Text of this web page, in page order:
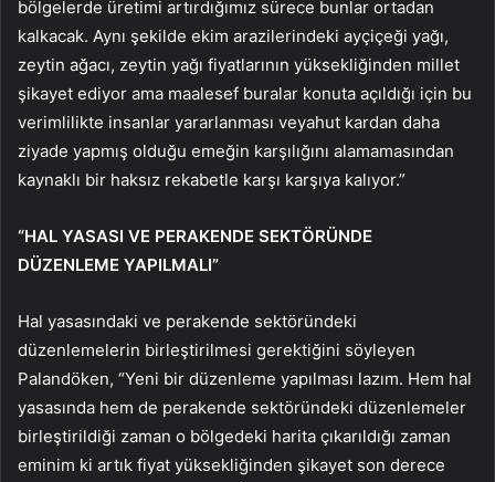
bölgelerde üretimi artırdığımız sürece bunlar ortadan
kalkacak. Aynı şekilde ekim arazilerindeki ayçiçeği yağı,
zeytin ağacı, zeytin yağı fiyatlarının yüksekliğinden millet
şikayet ediyor ama maalesef buralar konuta açıldığı için bu
verimlilikte insanlar yararlanması veyahut kardan daha
ziyade yapmış olduğu emeğin karşılığını alamamasından
kaynaklı bir haksız rekabetle karşı karşıya kalıyor.”
“HAL YASASI VE PERAKENDE SEKTÖRÜNDE
DÜZENLEME YAPILMALI”
Hal yasasındaki ve perakende sektöründeki
düzenlemelerin birleştirilmesi gerektiğini söyleyen
Palandöken, “Yeni bir düzenleme yapılması lazım. Hem hal
yasasında hem de perakende sektöründeki düzenlemeler
birleştirildiği zaman o bölgedeki harita çıkarıldığı zaman
eminim ki artık fiyat yüksekliğinden şikayet son derece